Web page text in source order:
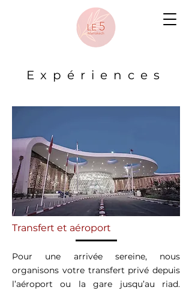
Expériences
Transfert et aéroport
Pour une arrivée sereine, nous
organisons votre transfert privé depuis
l’aéroport ou la gare jusqu’au riad.